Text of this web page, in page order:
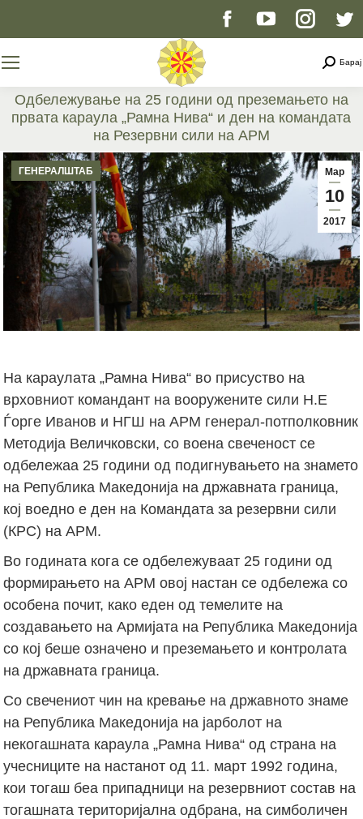
Facebook
opens
in
new
window
YouTube
opens
new
window
page
opens
new
window
Барај
Одбележување на 25 години од преземањето на
првата караула „Рамна Нива“ и ден на командата
на Резервни сили на АРМ
You are here:
Мар
10
2017
ГЕНЕРАЛШТАБ
На караулата „Рамна Нива“ во присуство на
врховниот командант на вооружените сили Н.Е
Ѓорге Иванов и НГШ на АРМ генерал-потполковник
Методија Величковски, со воена свеченост се
одбележаа 25 години од подигнувањето на знамето
на Република Македонија на државната граница,
кој воедно е ден на Командата за резервни сили
(КРС) на АРМ.
Во годината кога се одбележуваат 25 години од
формирањето на АРМ овој настан се одбележа со
особена почит, како еден од темелите на
создавањето на Армијата на Република Македонија
со кој беше означено и преземањето и контролата
на државната граница.
Со свечениот чин на кревање на државното знаме
на Република Македонија на јарболот на
некогашната караула „Рамна Нива“ од страна на
учесниците на настанот од 11. март 1992 година,
кои тогаш беа припадници на резервниот состав на
тогашната територијална одбрана, на симболичен